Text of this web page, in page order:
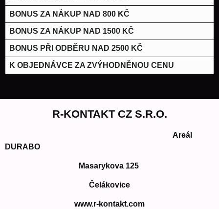
BONUS ZA NÁKUP NAD 800 KČ
BONUS ZA NÁKUP NAD 1500 KČ
BONUS PŘI ODBĚRU NAD 2500 KČ
K OBJEDNÁVCE ZA ZVÝHODNĚNOU CENU
R-KONTAKT CZ S.R.O.
Areál
DURABO
Masarykova 125
Čelákovice
www.r-kontakt.com